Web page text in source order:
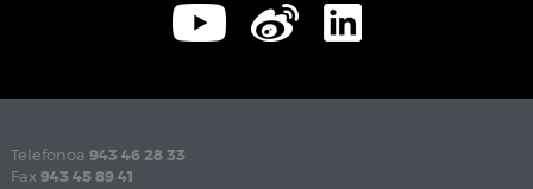
Telefonoa 943 46 28 33
Fax 943 45 89 41